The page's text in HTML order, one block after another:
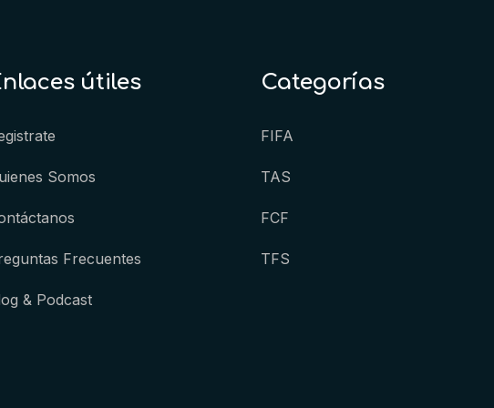
útiles
Somos
Frecuentes
& Podcast
Categorías
FIFA
TAS
FCF
TFS